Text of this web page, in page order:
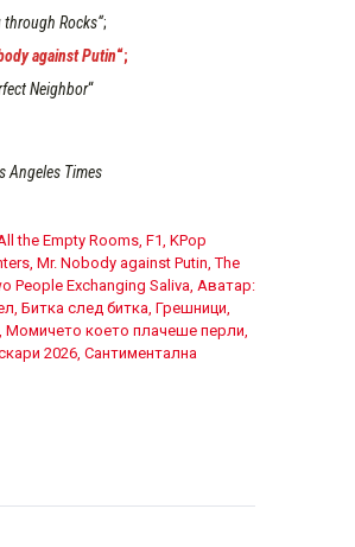
Rocks“;
against Putin“;
Neighbor“
Angeles Times
the Empty Rooms F1 KPop
Mr. Nobody against Putin ,The
People Exchanging Saliva Аватар:
Битка след битка Грешници
Момичето което плачеше перли
2026 Сантиментална